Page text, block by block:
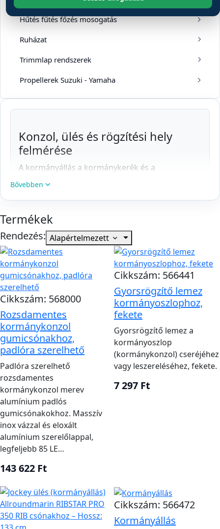
Hűtés fűtés főzés mosogatás
Ruházat
Trimmlap rendszerek
Propellerek Suzuki - Yamaha
Konzol, ülés és rögzítési hely
felmérése
A kormányállás a kormánykerék és a
kezelőszervek elhelyezésének alapja, míg a
üléssel egybeépített változat, RIBSTAR PRO 350-
hez megnevezett jockey ülés, gyorsrögzítő lap és
padlóra szerelhető konzol szerepel.
A termékek nem univerzális készletek. A padló
kialakítása, a rendelkezésre álló hossz, a
kezelőszervek helye és a csónakmodell
kapcsolata külön egyeztetést kíván.
A 133 centiméter hosszú RIBSTAR PRO 350 jockey
ülés és a 174 centiméter hosszú, üléssel
egybeépített kormányállás eltérő helyigényű. A
méreteket a szabad fedélzeti térrel és a
közlekedési útvonallal vesd össze.
Gyors választási ellenőrzőlista
Mérd fel a padló sík, rögzíthető területét.
Ellenőrizd a kormány, a gázkar és a kábelek
Modellnévvel jelölt jockey ülésnél igazold a
csónak pontos típusát.
Hagyj szabad helyet a beszálláshoz és a vezető
Bővebben
Termékek
Rendezés: Alapértelmezett
Cikkszám: 568000
Rozsdamentes
kormánykonzol
gumicsónakhoz,
padlóra szerelhető
Padlóra szerelhető
rozsdamentes
kormánykonzol merev
alumínium padlós
gumicsónakokhoz. Masszív
inox vázzal és eloxált
alumínium szerelőlappal,
legfeljebb 85 LE…
143 622 Ft
Cikkszám: 566441
Gyorsrögzítő lemez
kormányoszlophoz,
fekete
Gyorsrögzítő lemez a
kormányoszlop
(kormánykonzol) cseréjéhez
vagy leszereléséhez, fekete.
7 297 Ft
Cikkszám: 566472
Kormányállás